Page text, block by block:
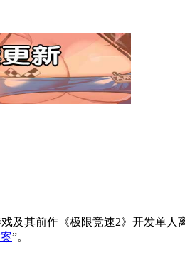
及其前作《极限竞速2》开发单人
”。